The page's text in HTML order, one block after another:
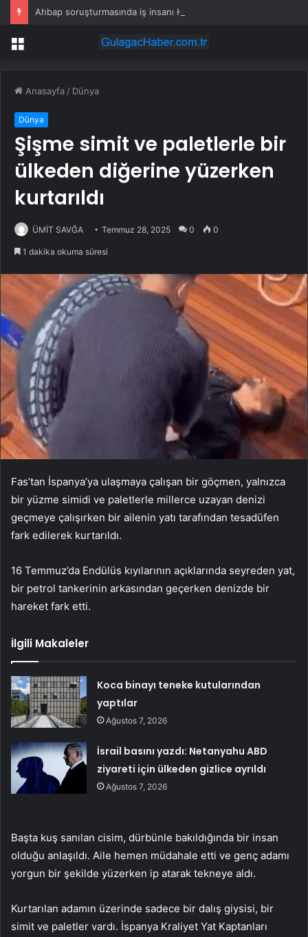
Menü
Anasayfa / Dünya
Dünya
Şişme simit ve paletlerle bir
ülkeden diğerine yüzerken
kurtarıldı
ÜMİT SAVĞA Temmuz 28, 2025 0 0
1 dakika okuma süresi
Fas’tan İspanya’ya ulaşmaya çalışan bir göçmen, yalnızca
bir yüzme simidi ve paletlerle millerce uzayan denizi
geçmeye çalışırken bir ailenin yatı tarafından tesadüfen
fark edilerek kurtarıldı.
16 Temmuz’da Endülüs kıyılarının açıklarında seyreden yat,
bir petrol tankerinin arkasından geçerken denizde bir
hareket fark etti.
İlgili Makaleler
Koca binayı teneke kutularından
yaptılar
Ağustos 7, 2026
İsrail basını yazdı: Netanyahu ABD
ziyareti için ülkeden gizlice ayrıldı
Ağustos 7, 2026
Başta kuş sanılan cisim, dürbünle bakıldığında bir insan
olduğu anlaşıldı. Aile hemen müdahale etti ve genç adamı
yorgun bir şekilde yüzerken ip atarak tekneye aldı.
Kurtarılan adamın üzerinde sadece bir dalış giysisi, bir
simit ve paletler vardı. İspanya Kraliyet Yat Kaptanları